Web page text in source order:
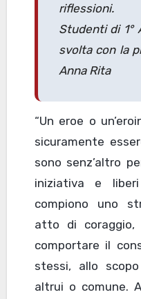
riflessioni.
Studenti di 1°
svolta con la
Anna Rita
“Un eroe o
sicuramente
sono senz’altro
iniziativa e
compiono uno
atto di coraggio,
comportare il
stessi, allo
altrui o comune.